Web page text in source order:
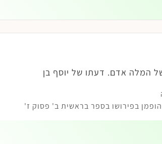
המלה אדם. דעתו של יוסף בן
בפירושו בספר בראשית ב' פסוק ז'